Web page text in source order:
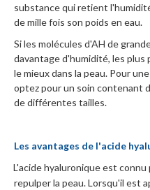
substance qui retient
de mille fois son poids en eau.
Si les molécules d'AH de
davantage d'humidité, les
le mieux dans la peau. Pour
optez pour un soin contenant
de différentes tailles.
Les avantages de l'acide
L'acide hyaluronique est
repulper la peau. Lorsqu'il est